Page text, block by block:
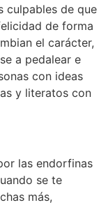
culpables de que
de forma
el carácter,
a pedalear e
con ideas
y literatos con
las endorfinas
se te
más,